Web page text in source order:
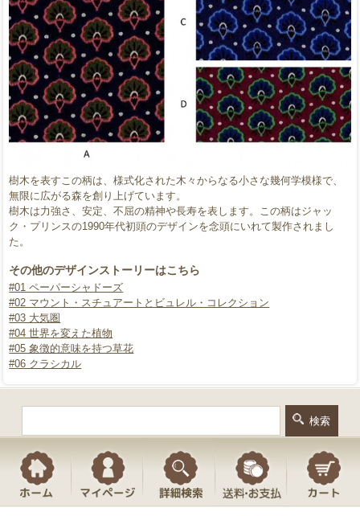
樹木を表すこの柄は、様式化された木々からなる小さな幾何学模様で、
無限に広がる森を創り上げています。
樹木は力強さ、安定、不屈の精神や長寿を表します。この柄はジャッ
ク・プリンスの1990年代初頭のデザインを念頭にいれて製作されまし
た。
その他のデザインストーリーはこちら
#01 ペーパーシャドーズ
#02 マウント・スチュアートとビュレル・コレクション
#03 大気圏
#04 世界を変えた植物
#05 象徴的意味を持つ草花
#06 クラシカル